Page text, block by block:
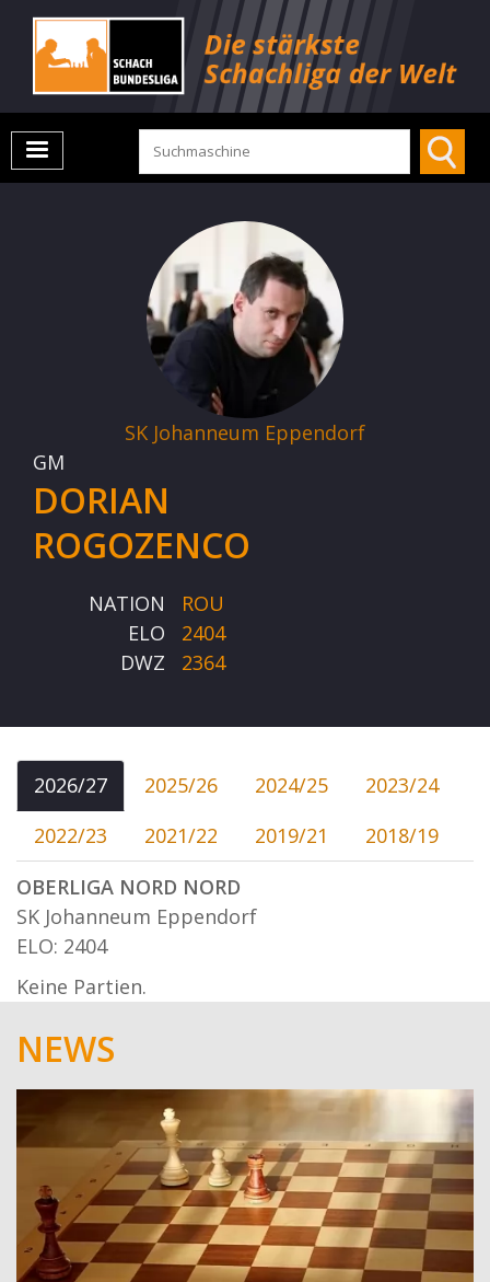
SK Johanneum Eppendorf
GM
DORIAN
ROGOZENCO
NATION
ROU
ELO
2404
DWZ
2364
2026/27 2025/26 2024/25
2023/24
2022/23
2021/22 2019/21
2018/19
OBERLIGA NORD NORD
SK Johanneum Eppendorf
ELO: 2404
Keine Partien.
NEWS